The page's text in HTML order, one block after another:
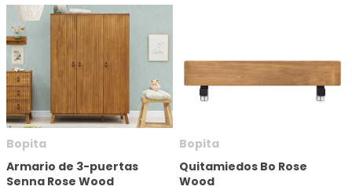
Bopita
Armario de 3-puertas
Senna Rose Wood
Bopita
Quitamiedos Bo Rose
Wood